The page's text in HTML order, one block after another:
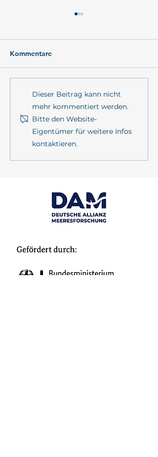
PrimePrevention
Jahrestreffen 2026 in
Kiel
Kommentare
Dieser Beitrag kann nicht
mehr kommentiert werden.
Bitte den Website-
Eigentümer für weitere Infos
kontaktieren.